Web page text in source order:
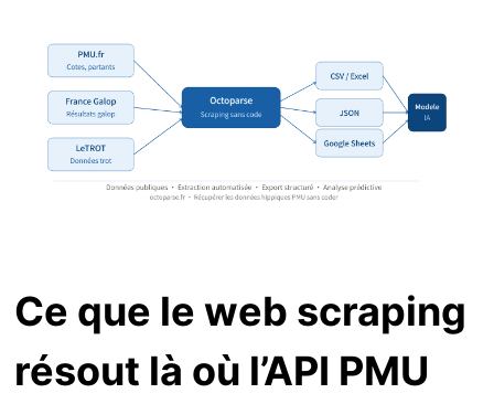
Ce que le web scraping
résout là où l’API PMU